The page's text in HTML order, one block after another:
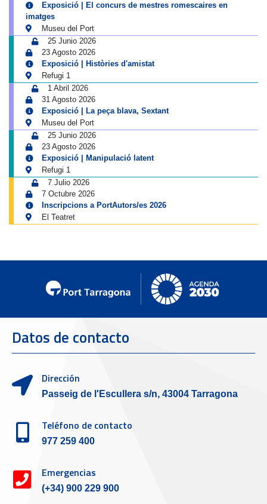
Exposició | El concurs de mestres romescaires en
imatges
Museu del Port
25 Junio 2026
23 Agosto 2026
Exposició | Històries d'amistat
Refugi 1
1 Abril 2026
31 Agosto 2026
Exposició | La peça blava, Sextant
Museu del Port
25 Junio 2026
23 Agosto 2026
Exposició | Manipulació latent
Refugi 1
7 Julio 2026
7 Octubre 2026
Inscripcions a PortAutors/es 2026
El Teatret
Datos de contacto
Dirección
Passeig de l'Escullera s/n, 43004 Tarragona
Teléfono de contacto
977 259 400
Emergencias
(+34) 900 229 900